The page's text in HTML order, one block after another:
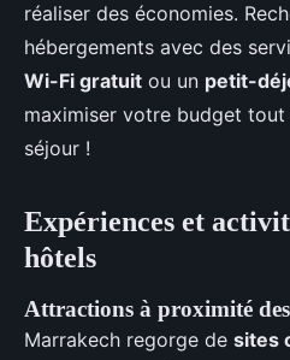
réaliser des économies.
hébergements avec des
Wi-Fi gratuit ou un petit-
maximiser votre budget
séjour !
Expériences et
hôtels
Attractions à proximité
Marrakech regorge de sites